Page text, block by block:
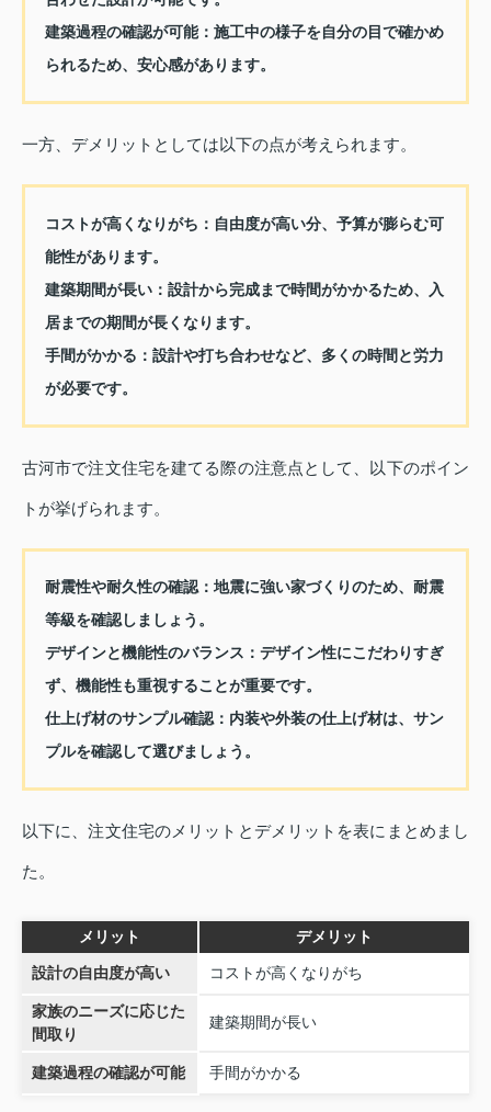
建築過程の確認が可能： 施工中の様子を自分の目で確かめ
られるため、安心感があります。
一方、デメリットとしては以下の点が考えられます。
コストが高くなりがち： 自由度が高い分、予算が膨らむ可
能性があります。
建築期間が長い： 設計から完成まで時間がかかるため、入
居までの期間が長くなります。
手間がかかる： 設計や打ち合わせなど、多くの時間と労力
が必要です。
古河市で注文住宅を建てる際の注意点として、以下のポイン
トが挙げられます。
耐震性や耐久性の確認： 地震に強い家づくりのため、耐震
等級を確認しましょう。
デザインと機能性のバランス： デザイン性にこだわりすぎ
ず、機能性も重視することが重要です。
仕上げ材のサンプル確認： 内装や外装の仕上げ材は、サン
プルを確認して選びましょう。
以下に、注文住宅のメリットとデメリットを表にまとめまし
た。
メリット デメリット
設計の自由度が高い コストが高くなりがち
家族のニーズに応じた
間取り
建築期間が長い
建築過程の確認が可能 手間がかかる